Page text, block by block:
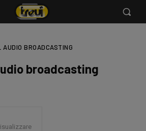
AUDIO BROADCASTING
broadcasting